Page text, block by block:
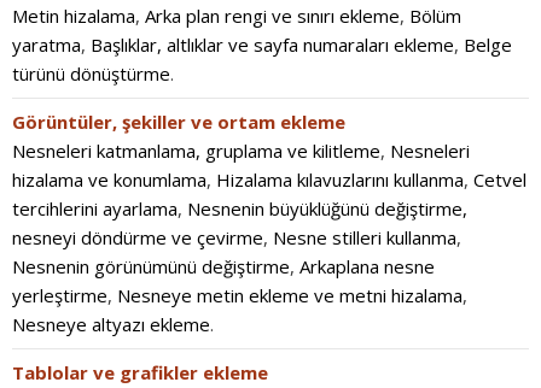
Metin hizalama, Arka plan rengi ve sınırı ekleme, Bölüm
yaratma, Başlıklar, altlıklar ve sayfa numaraları ekleme, Belge
türünü dönüştürme.
Görüntüler, şekiller ve ortam ekleme
Nesneleri katmanlama, gruplama ve kilitleme, Nesneleri
hizalama ve konumlama, Hizalama kılavuzlarını kullanma, Cetvel
tercihlerini ayarlama, Nesnenin büyüklüğünü değiştirme,
nesneyi döndürme ve çevirme, Nesne stilleri kullanma,
Nesnenin görünümünü değiştirme, Arkaplana nesne
yerleştirme, Nesneye metin ekleme ve metni hizalama,
Nesneye altyazı ekleme.
Tablolar ve grafikler ekleme